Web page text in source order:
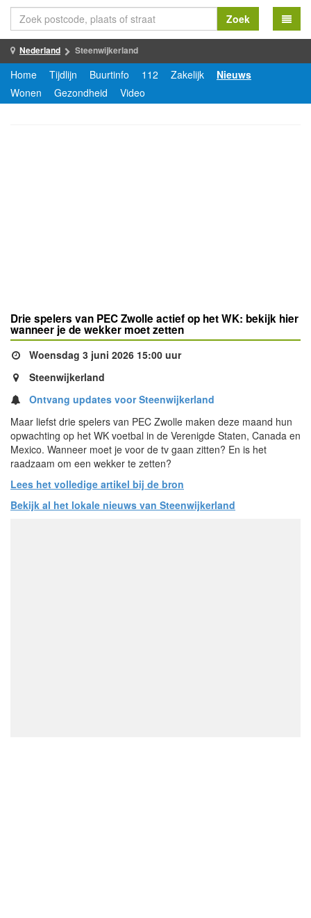
Zoek
Nederland Steenwijkerland
Home Tijdlijn Buurtinfo 112 Zakelijk
Nieuws
Wonen
Gezondheid Video
Drie spelers van PEC Zwolle actief op het WK: bekijk hier
wanneer je de wekker moet zetten
Woensdag 3 juni 2026 15:00 uur
Steenwijkerland
Ontvang updates voor Steenwijkerland
Maar liefst drie spelers van PEC Zwolle maken deze maand hun
opwachting op het WK voetbal in de Verenigde Staten, Canada en
Mexico. Wanneer moet je voor de tv gaan zitten? En is het
raadzaam om een wekker te zetten?
Lees het volledige artikel bij de bron
Bekijk al het lokale nieuws van Steenwijkerland